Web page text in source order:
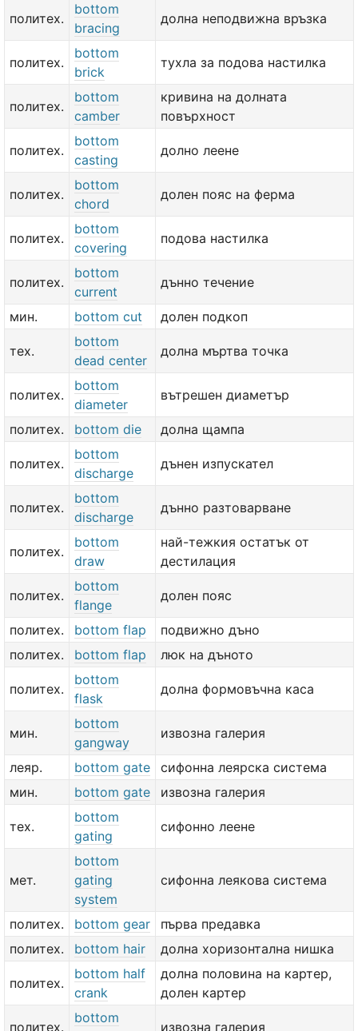
политех.
bottom
bracing
долна неподвижна връзка
политех.
bottom
brick
тухла за подова настилка
политех.
bottom
camber
кривина на долната
повърхност
политех.
bottom
casting
долно леене
политех.
bottom
chord
долен пояс на ферма
политех.
bottom
covering
подова настилка
политех.
bottom
current
дънно течение
мин. bottom cut долен подкоп
тех.
bottom
dead center
долна мъртва точка
политех.
bottom
diameter
вътрешен диаметър
политех. bottom die долна щампа
политех.
bottom
discharge
дънен изпускател
политех.
bottom
discharge
дънно разтоварване
политех.
bottom
draw
най-тежкия остатък от
дестилация
политех.
bottom
flange
долен пояс
политех. bottom flap
подвижно дъно
политех.
bottom flap люк на дъното
политех.
bottom
flask
долна формовъчна каса
мин.
bottom
gangway
извозна галерия
леяр. bottom gate
сифонна леярска система
мин.
bottom gate извозна галерия
тех.
bottom
gating
сифонно леене
мет.
bottom
gating
system
сифонна леякова система
политех. bottom gear
първа предавка
политех.
bottom hair долна хоризонтална нишка
политех.
bottom half
crank
долна половина на картер,
долен картер
политех.
bottom
извозна галерия